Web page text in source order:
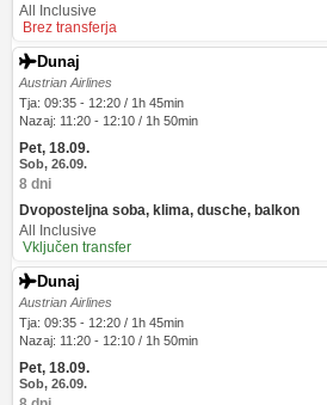
All Inclusive
Brez transferja
Dunaj
Austrian Airlines
Tja: 09:35 - 12:20 / 1h 45min
Nazaj: 11:20 - 12:10 / 1h 50min
Pet, 18.09.
Sob, 26.09.
8 dni
Dvoposteljna soba, klima, dusche, balkon
All Inclusive
Vključen transfer
Dunaj
Austrian Airlines
Tja: 09:35 - 12:20 / 1h 45min
Nazaj: 11:20 - 12:10 / 1h 50min
Pet, 18.09.
Sob, 26.09.